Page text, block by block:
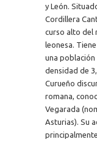
y León.
Cordillera
curso alto del
leonesa.
una población
densidad de
Curueño
romana,
Vegarada
Asturias). Su